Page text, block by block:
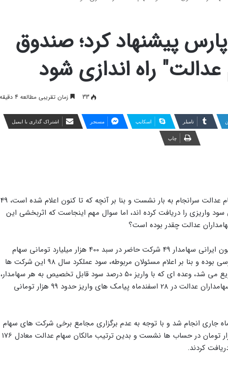
پارس پیشنهاد کرد؛ صندوق
33 زمان تقریبی مطالعه 4 دقیقه
تامبلر اسکایپ مسنجر اشتراک گذاری با ایمیل
چاپ
وعده های واریز سود عملکرد سال 1398 سهام عدالت سرانجام به بار نشست و بنا بر آنچه که تا کنون اعلام شده است، 49
7700 میلیارد تومان سود واریزی را دریافت کرده اند، اما سوال مهم اینجاست که اثربخشی این
عدالت چقدر بوده است؟
بنا بر آمارهای اعلام شده هم اکنون 49 میلیون ایرانی سهامدار 49 شرکت حاضر در سبد 400 هزار میلیارد تومانی سهام
عدالت هستند که از این بین 36 شرکت بورسی بوده و بنا بر اعلام مسئولان مربوطه، سود عملکرد سال 98 این شرکت ها
باید در سال 99 میان سهامداران عدالت توزیع می شد، وعده ای که با واریز 50 درصد سود قابل تخصیص به هر سهامدار،
در اسفند سال گذشته جامه عمل پوشید و سهامداران عدالت در 28 اسفندماه پیامک های واریز حدود 99 هزار تومانی
جاری انجام شد و با توجه به عدم برگزاری مجامع برخی شرکت های سهام
عدالت، 40 درصد دیگر سود به ارزش 77 هزار تومان در حساب ها نشست و بدین ترتیب مالکان سهام عدالت معادل 176
کردند.